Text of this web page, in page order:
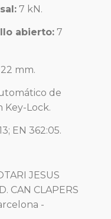
7 kN.
abierto: 7
22 mm.
de
Key-Lock.
EN 362:05.
JESUS
CAN CLAPERS
-